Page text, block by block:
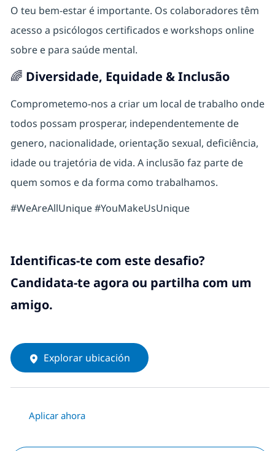
O teu bem‑estar é importante. Os colaboradores têm
acesso a psicólogos certificados e workshops online
sobre e para saúde mental.
🌈 Diversidade, Equidade & Inclusão
Comprometemo-nos a criar um local de trabalho onde
todos possam prosperar, independentemente de
genero, nacionalidade, orientação sexual, deficiência,
idade ou trajetória de vida. A inclusão faz parte de
quem somos e da forma como trabalhamos.
#WeAreAllUnique #YouMakeUsUnique
Identificas-te com este desafio?
Candidata-te agora ou partilha com um
amigo.
Explorar ubicación
Aplicar ahora